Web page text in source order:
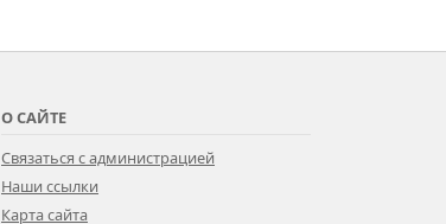
О САЙТЕ
Связаться с администрацией
Наши ссылки
Карта сайта